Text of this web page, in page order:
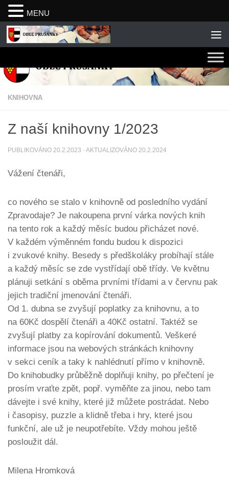
Skip to content
KNIHOVNA
Z naší knihovny 1/2023
PUBLIKOVÁNO 20.2.2023 · AKTUALIZOVÁNO 20.2.2024
Vážení čtenáři,
co nového se stalo v knihovně od posledního vydání
Zpravodaje? Je nakoupena první várka nových knih
na tento rok a každý měsíc budou přicházet nové.
V každém výměnném fondu budou k dispozici
i zvukové knihy. Besedy s předškoláky probíhají stále
a každý měsíc se zde vystřídají obě třídy. Ve květnu
plánuji setkání s oběma prvními třídami a v červnu pak
jejich tradiční jmenování čtenáři.
Od 1. dubna se zvyšují poplatky za knihovnu, a to
na 60Kč dospělí čtenáři a 40Kč ostatní. Taktéž se
zvyšují platby za kopírování dokumentů. Veškeré
informace jsou na webových stránkách knihovny
v sekci ceník a taky k nahlédnutí přímo v knihovně.
Do knihobudky průběžně doplňuji knihy, po přečtení je
prosím vraťte zpět, popř. vyměňte za jinou, nebo tam
dávejte i své knihy, které již můžete postrádat. Nebo
i časopisy, puzzle a klidně třeba i hry, které jsou
funkční, ale už je neupotřebíte. Vždy mohou ještě
posloužit dál.
Milena Hromková
MENU